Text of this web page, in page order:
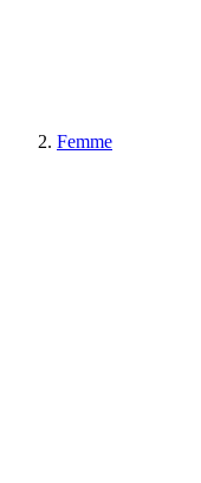
Femme